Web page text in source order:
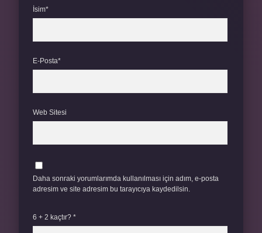
İsim*
E-Posta*
Web Sitesi
Daha sonraki yorumlarımda kullanılması için adım, e-posta
adresim ve site adresim bu tarayıcıya kaydedilsin.
6 + 2 kaçtır? *